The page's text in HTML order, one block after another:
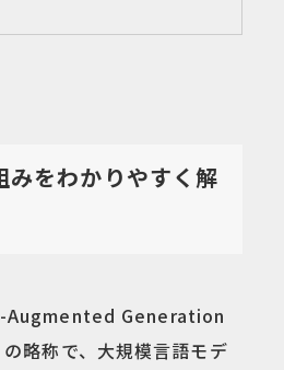
みをわかりやすく解
Augmented Generation
の略称で、大規模言語モデ